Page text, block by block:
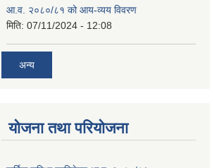
आ.व. २०८०/८१ को आय-व्यय विवरण
मिति: 07/11/2024 - 12:08
अन्य
योजना तथा परियोजना